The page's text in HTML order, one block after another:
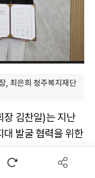
, 최은희 청주복지재단
김찬일)는 지난
발굴 협력을 위한